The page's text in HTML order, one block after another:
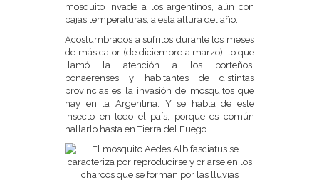
mosquito invade a los argentinos, aún con
bajas temperaturas, a esta altura del año.
Acostumbrados a sufrilos durante los meses
de más calor (de diciembre a marzo), lo que
llamó la atención a los porteños,
bonaerenses y habitantes de distintas
provincias es la invasión de mosquitos que
hay en la Argentina. Y se habla de este
insecto en todo el país, porque es común
hallarlo hasta en Tierra del Fuego.